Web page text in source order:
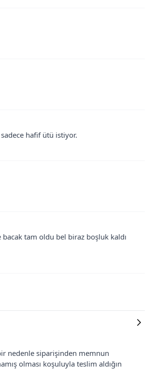
hafif ütü istiyor.
tam oldu bel biraz boşluk kaldı
nedenle siparişinden memnun
olması koşuluyla teslim aldığın